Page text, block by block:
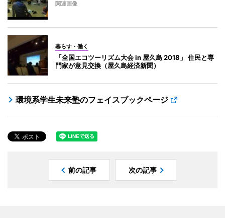
関連画像
暮らす・働く
「全国エコツーリズム大会 in 屋久島 2018」 住民と専
門家が意見交換（屋久島経済新聞）
環境系学生未来塾のフェイスブックページ
前の記事 次の記事